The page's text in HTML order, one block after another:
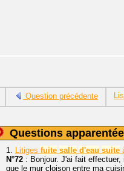
Question précédente
Questions
1. Litiges fuite salle d'eau suite
N°72 : Bonjour. J'ai fait
que le mur cloison entre ma